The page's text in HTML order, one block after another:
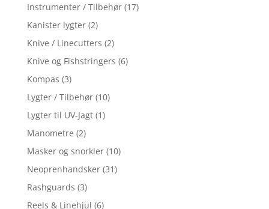
Instrumenter / Tilbehør (17)
Kanister lygter (2)
Knive / Linecutters (2)
Knive og Fishstringers (6)
Kompas (3)
Lygter / Tilbehør (10)
Lygter til UV-Jagt (1)
Manometre (2)
Masker og snorkler (10)
Neoprenhandsker (31)
Rashguards (3)
Reels & Linehjul (6)